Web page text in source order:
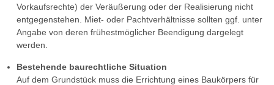
Vorkaufsrechte) der Veräußerung oder der Realisierung nicht
entgegenstehen. Miet- oder Pachtverhältnisse sollten ggf. unter
Angabe von deren frühestmöglicher Beendigung dargelegt
werden.
Bestehende baurechtliche Situation
Auf dem Grundstück muss die Errichtung eines Baukörpers für